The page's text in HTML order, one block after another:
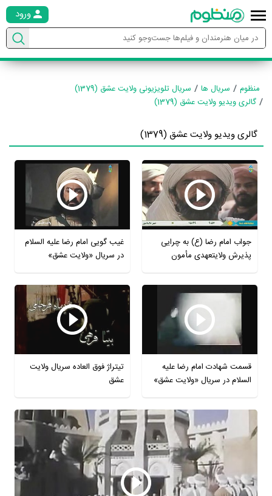
ورود
منظوم سریال ها
سریال تلویزیونی ولایت عشق (1379)
گالری ویدیو ولایت عشق (1379)
گالری ویدیو ولایت عشق (1379)
جواب امام رضا (ع) به چرایی
پذیرش ولایتعهدی مأمون
غیب گویی امام رضا علیه السلام
در سریال «ولایت عشق»
قسمت شهادت امام رضا علیه
السلام در سریال «ولایت عشق»
تیتراژ فوق العاده سریال ولایت
عشق